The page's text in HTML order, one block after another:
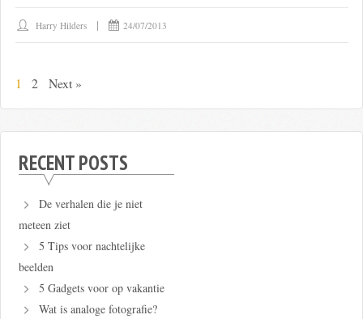
Harry Hilders 24/07/2013
1 2 Next »
RECENT POSTS
De verhalen die je niet
meteen ziet
5 Tips voor nachtelijke
beelden
5 Gadgets voor op vakantie
Wat is analoge fotografie?